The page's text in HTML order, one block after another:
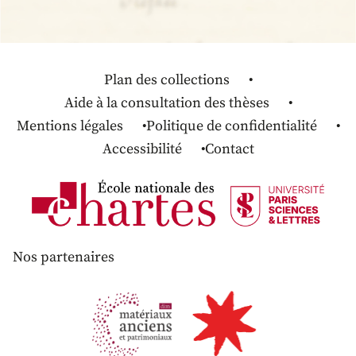
Plan des collections
Aide à la consultation des thèses
Mentions légales
Politique de confidentialité
Accessibilité
Contact
Nos partenaires